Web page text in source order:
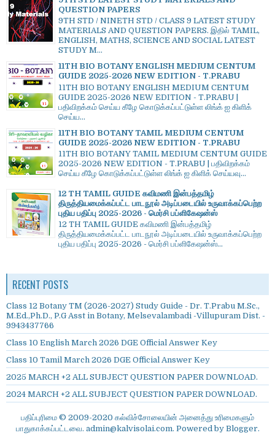
QUESTION PAPERS
9TH STD / NINETH STD / CLASS 9 LATEST STUDY
MATERIALS AND QUESTION PAPERS. இதில் TAMIL,
ENGLISH, MATHS, SCIENCE AND SOCIAL LATEST
STUDY M...
11TH BIO BOTANY ENGLISH MEDIUM CENTUM
GUIDE 2025-2026 NEW EDITION - T.PRABU
11TH BIO BOTANY ENGLISH MEDIUM CENTUM
GUIDE 2025-2026 NEW EDITION - T.PRABU |
பதிவிறக்கம் செய்ய கீழே கொடுக்கப்பட்டுள்ள லிங்க் ஐ கிளிக்
செய்ய...
11TH BIO BOTANY TAMIL MEDIUM CENTUM
GUIDE 2025-2026 NEW EDITION - T.PRABU
11TH BIO BOTANY TAMIL MEDIUM CENTUM GUIDE
2025-2026 NEW EDITION - T.PRABU | பதிவிறக்கம்
செய்ய கீழே கொடுக்கப்பட்டுள்ள லிங்க் ஐ கிளிக் செய்யவு...
12 TH TAMIL GUIDE கவிமணி இன்பத்தமிழ்
திருத்தியமைக்கப்பட்ட பாடநூல் அடிப்படையில் உருவாக்கப்பெற்ற
புதிய பதிப்பு 2025-2026 - மெர்சி பப்ளிகேஷன்ஸ்
12 TH TAMIL GUIDE கவிமணி இன்பத்தமிழ்
திருத்தியமைக்கப்பட்ட பாடநூல் அடிப்படையில் உருவாக்கப்பெற்ற
புதிய பதிப்பு 2025-2026 - மெர்சி பப்ளிகேஷன்ஸ்...
RECENT POSTS
Class 12 Botany TM (2026-2027) Study Guide - Dr. T.Prabu M.Sc.,
M.Ed.,Ph.D., P.G Asst in Botany, Melsevalambadi -Villupuram Dist. -
9943437766
Class 10 English March 2026 DGE Official Answer Key
Class 10 Tamil March 2026 DGE Official Answer Key
2025 MARCH +2 ALL SUBJECT QUESTION PAPER DOWNLOAD.
2024 MARCH +2 ALL SUBJECT QUESTION PAPER DOWNLOAD.
பதிப்புரிமை © 2009-2020 கல்விச்சோலையின் அனைத்து உரிமைகளும்
பாதுகாக்கப்பட்டவை. admin@kalvisolai.com. Powered by Blogger.